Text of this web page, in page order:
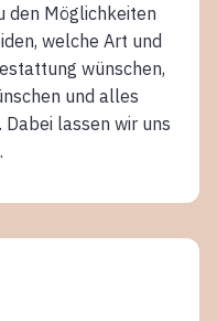
den Möglichkeiten
welche Art und
wünschen,
und alles
lassen wir uns